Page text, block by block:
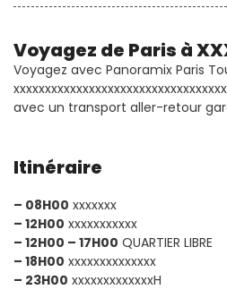
Voyagez de Paris à
Voyagez avec Panoramix Paris
avec un transport aller-retour
Itinéraire
– 08H00 xxxxxxx
– 12H00 xxxxxxxxxxx
– 12H00 – 17H00 QUARTIER LIBRE
– 18H00 xxxxxxxxxxxxxx
– 23H00 xxxxxxxxxxxxxH